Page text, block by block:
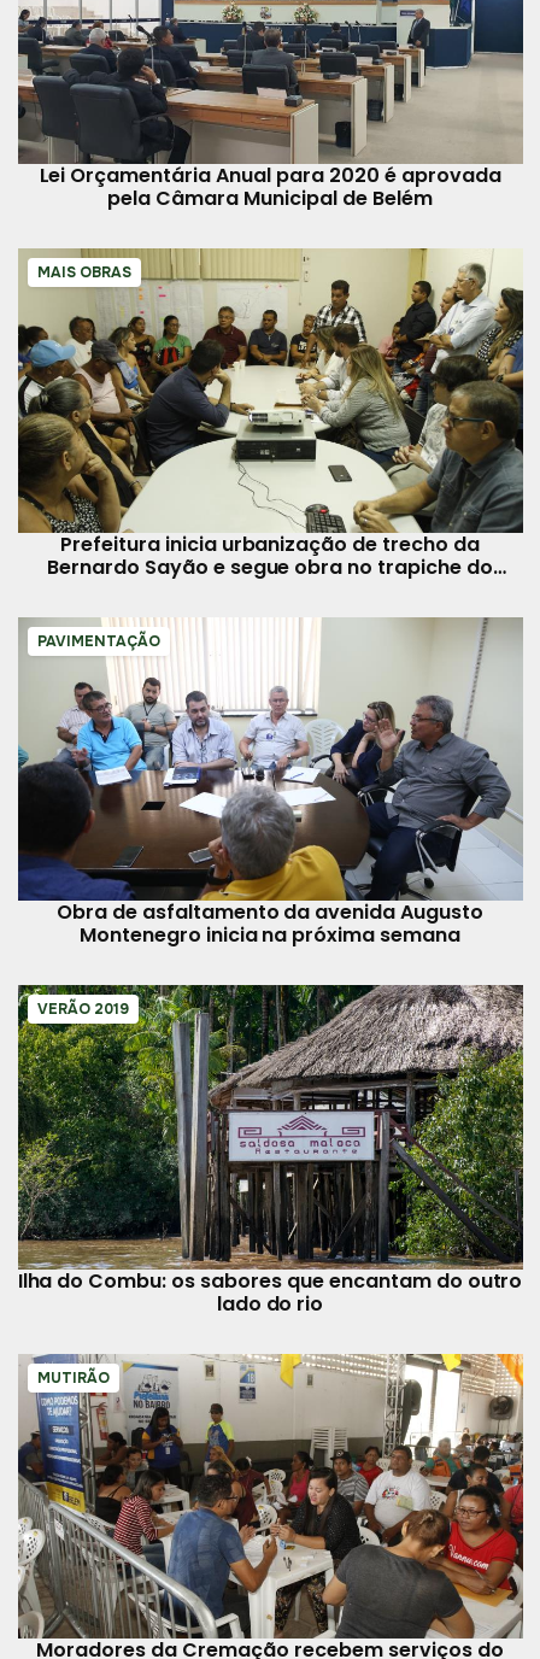
Lei Orçamentária Anual para 2020 é aprovada
pela Câmara Municipal de Belém
MAIS OBRAS
Prefeitura inicia urbanização de trecho da
Bernardo Sayão e segue obra no trapiche do
PAVIMENTAÇÃO
Obra de asfaltamento da avenida Augusto
Montenegro inicia na próxima semana
VERÃO 2019
Ilha do Combu: os sabores que encantam do outro
lado do rio
MUTIRÃO
Moradores da Cremação recebem serviços do